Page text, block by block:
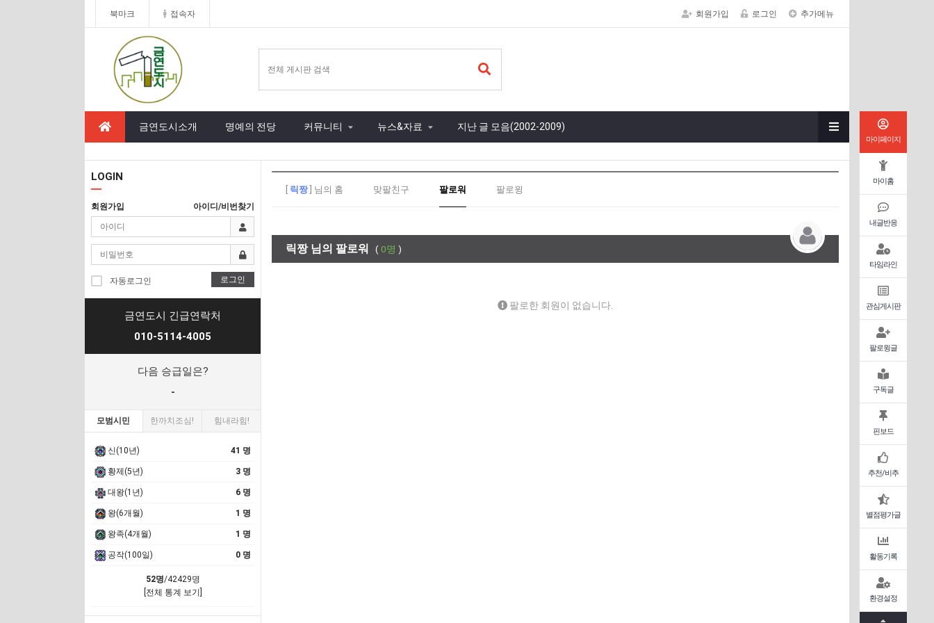
북마크 접속자 회원가입 로그인 추가메뉴
금연도시소개 명예의 전당 커뮤니티 뉴스&자료 지난 글 모음(2002-2009)
마이페이지
마이홈
내글반응
타임라인
관심게시판
팔로윙글
구독글
핀보드
추천/비추
별점평가글
활동기록
환경설정
LOGIN
회원가입 아이디/비번찾기
자동로그인 로그인
금연도시 긴급연락처
010-5114-4005
다음 승급일은?
-
모범시민 한까치조심! 힘내라힘!
신(10년) 41 명
황제(5년) 3 명
대왕(1년) 6 명
왕(6개월) 1 명
왕족(4개월) 1 명
공작(100일) 0 명
52명/42429명
[전체 통계 보기]
릭짱] 님의 홈 맞팔친구 팔로워 팔로윙
릭짱 님의 팔로워 ( 0명 )
팔로한 회원이 없습니다.